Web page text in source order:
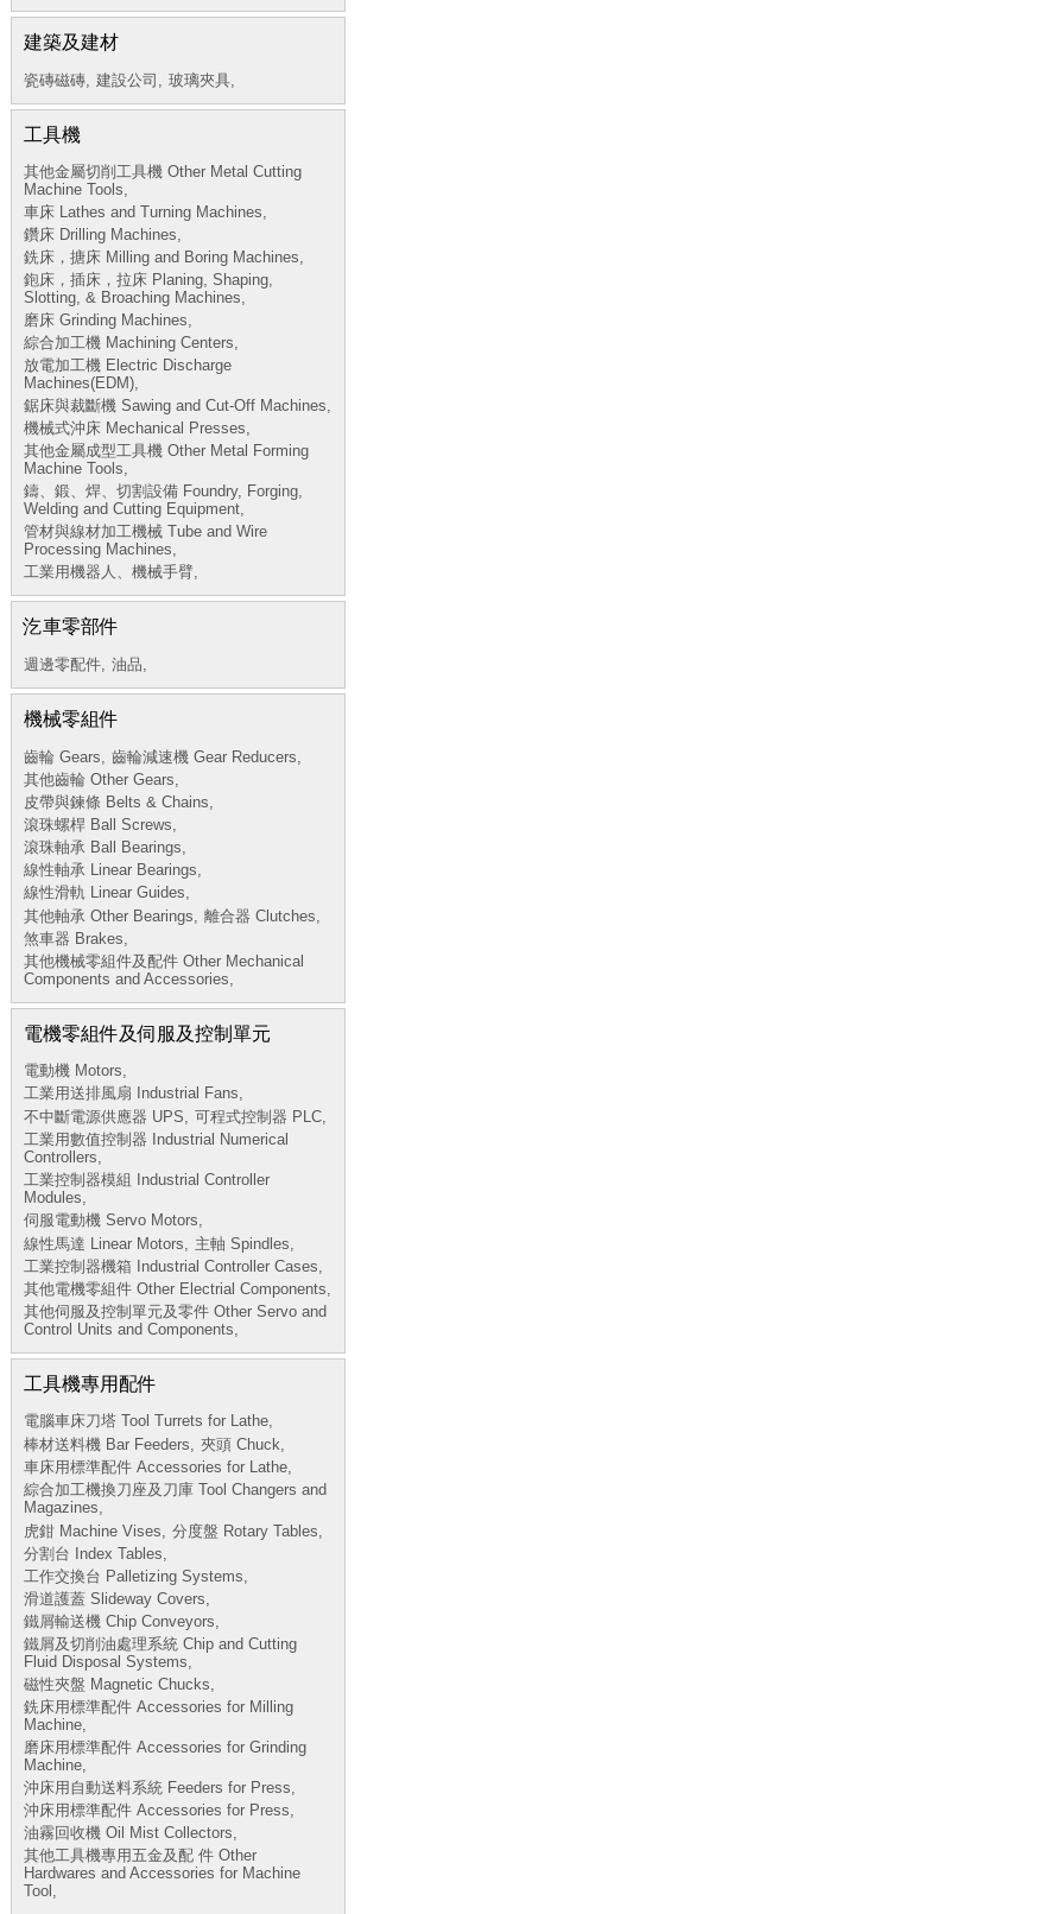
建築及建材
瓷磚磁磚, 建設公司, 玻璃夾具,
工具機
其他金屬切削工具機 Other Metal Cutting
Machine Tools,
車床 Lathes and Turning Machines,
鑽床 Drilling Machines,
銑床，搪床 Milling and Boring Machines,
鉋床，插床，拉床 Planing, Shaping,
Slotting, & Broaching Machines,
磨床 Grinding Machines,
綜合加工機 Machining Centers,
放電加工機 Electric Discharge
Machines(EDM),
鋸床與裁斷機 Sawing and Cut-Off Machines,
機械式沖床 Mechanical Presses,
其他金屬成型工具機 Other Metal Forming
Machine Tools,
鑄、鍛、焊、切割設備 Foundry, Forging,
Welding and Cutting Equipment,
管材與線材加工機械 Tube and Wire
Processing Machines,
工業用機器人、機械手臂,
汔車零部件
週邊零配件, 油品,
機械零組件
齒輪 Gears, 齒輪減速機 Gear Reducers,
其他齒輪 Other Gears,
皮帶與鍊條 Belts & Chains,
滾珠螺桿 Ball Screws,
滾珠軸承 Ball Bearings,
線性軸承 Linear Bearings,
線性滑軌 Linear Guides,
其他軸承 Other Bearings, 離合器 Clutches,
煞車器 Brakes,
其他機械零組件及配件 Other Mechanical
Components and Accessories,
電機零組件及伺服及控制單元
電動機 Motors,
工業用送排風扇 Industrial Fans,
不中斷電源供應器 UPS, 可程式控制器 PLC,
工業用數值控制器 Industrial Numerical
Controllers,
工業控制器模組 Industrial Controller
Modules,
伺服電動機 Servo Motors,
線性馬達 Linear Motors, 主軸 Spindles,
工業控制器機箱 Industrial Controller Cases,
其他電機零組件 Other Electrial Components,
其他伺服及控制單元及零件 Other Servo and
Control Units and Components,
工具機專用配件
電腦車床刀塔 Tool Turrets for Lathe,
棒材送料機 Bar Feeders, 夾頭 Chuck,
車床用標準配件 Accessories for Lathe,
綜合加工機換刀座及刀庫 Tool Changers and
Magazines,
虎鉗 Machine Vises, 分度盤 Rotary Tables,
分割台 Index Tables,
工作交換台 Palletizing Systems,
滑道護蓋 Slideway Covers,
鐵屑輸送機 Chip Conveyors,
鐵屑及切削油處理系統 Chip and Cutting
Fluid Disposal Systems,
磁性夾盤 Magnetic Chucks,
銑床用標準配件 Accessories for Milling
Machine,
磨床用標準配件 Accessories for Grinding
Machine,
沖床用自動送料系統 Feeders for Press,
沖床用標準配件 Accessories for Press,
油霧回收機 Oil Mist Collectors,
其他工具機專用五金及配 件 Other
Hardwares and Accessories for Machine
Tool,